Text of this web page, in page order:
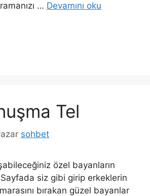
… Devamını oku
Tel
sohbet
özel bayanların
siz gibi girip erkeklerin
bırakan güzel bayanlar